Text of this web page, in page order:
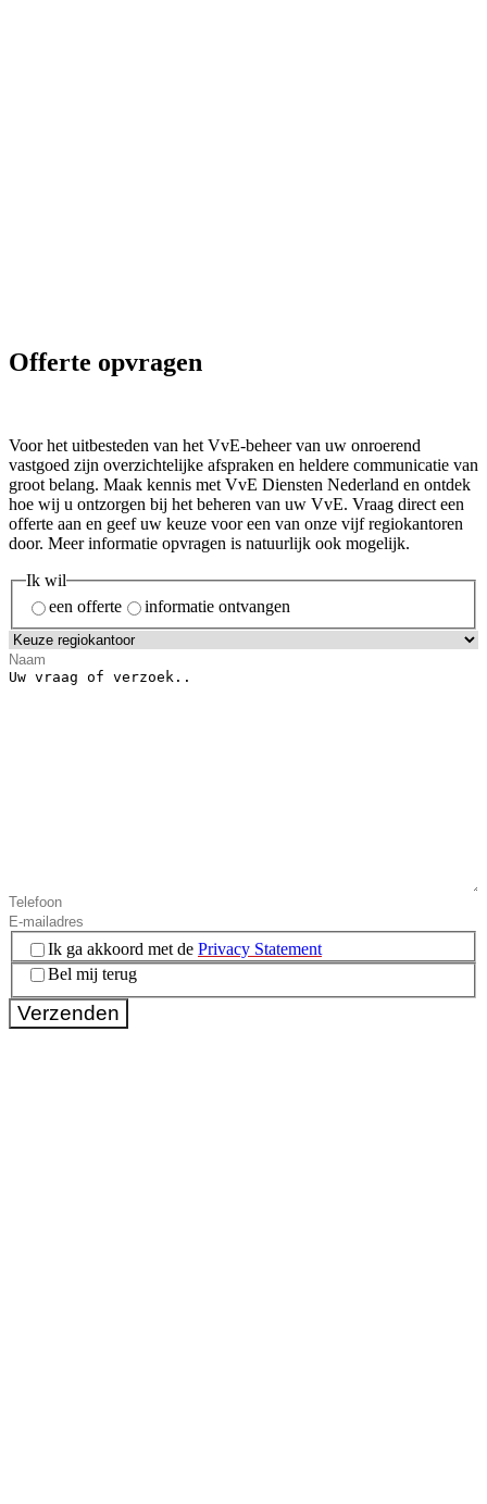
Offerte opvragen
Voor het uitbesteden van het VvE-beheer van uw onroerend
vastgoed zijn overzichtelijke afspraken en heldere communicatie van
groot belang. Maak kennis met VvE Diensten Nederland en ontdek
hoe wij u ontzorgen bij het beheren van uw VvE. Vraag direct een
offerte aan en geef uw keuze voor een van onze vijf regiokantoren
door. Meer informatie opvragen is natuurlijk ook mogelijk.
Ik wil
een offerte
informatie ontvangen
Instemming(Vereist)
Ik ga akkoord met de Privacy Statement
Bel mij terug